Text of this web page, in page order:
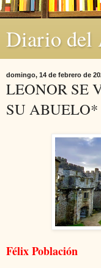
Diario del
domingo, 14 de febrero de
LEONOR SE
SU ABUELO*
Félix Población